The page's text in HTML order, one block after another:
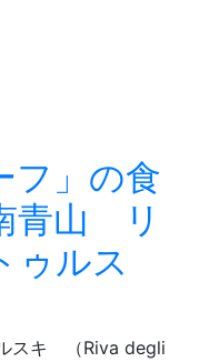
フ」の食
青山 リ
ルス
スキ （Riva degli